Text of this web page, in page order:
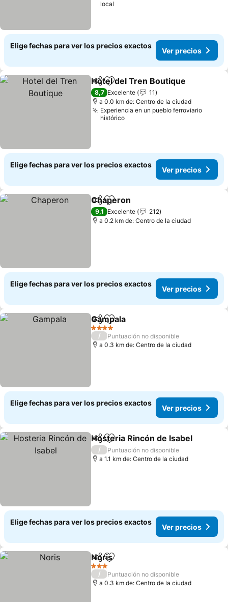
local
Elige fechas para ver los precios exactos
Ver precios
CompartirAgregar a favoritos
Hotel del Tren Boutique
8,7 Excelente
11
a 0.0 km de: Centro de la ciudad
Experiencia en un pueblo ferroviario
histórico
Elige fechas para ver los precios exactos
Ver precios
CompartirAgregar a favoritos
Chaperon
9,1 Excelente
212
a 0.2 km de: Centro de la ciudad
Elige fechas para ver los precios exactos
Ver precios
CompartirAgregar a favoritos
Gampala
4 Estrellas
/
Puntuación no disponible
a 0.3 km de: Centro de la ciudad
Elige fechas para ver los precios exactos
Ver precios
CompartirAgregar a favoritos
Hosteria Rincón de Isabel
/
Puntuación no disponible
a 1.1 km de: Centro de la ciudad
Elige fechas para ver los precios exactos
Ver precios
CompartirAgregar a favoritos
Noris
3 Estrellas
/
Puntuación no disponible
a 0.3 km de: Centro de la ciudad